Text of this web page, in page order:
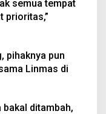
semua tempat
prioritas,”
pihaknya pun
Linmas di
bakal ditambah,